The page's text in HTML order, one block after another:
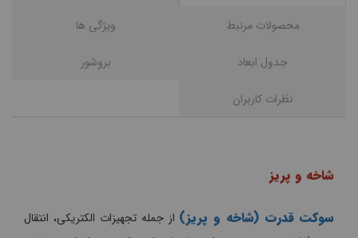
محصولات مرتبط ويژگی ها
جدول ابعاد بروشور
نظرات کاربران
شاخه و پریز
سوکت قدرت (شاخه و پریز) از جمله تجهیزات الکتریکی، انتقال